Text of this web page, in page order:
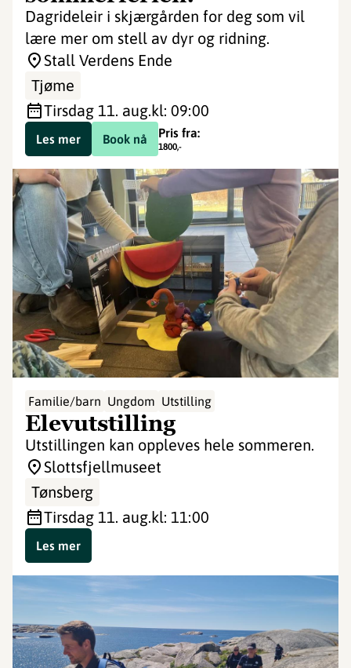
Dagrideleir i skjærgården for deg som vil
lære mer om stell av dyr og ridning.
Stall Verdens Ende
Tjøme
tirsdag 11. aug.kl: 09:00
Book nå Pris fra:
1800,-
Les mer
Familie/barn Ungdom Utstilling
Elevutstilling
Utstillingen kan oppleves hele sommeren.
Slottsfjellmuseet
Tønsberg
tirsdag 11. aug.kl: 11:00
Les mer